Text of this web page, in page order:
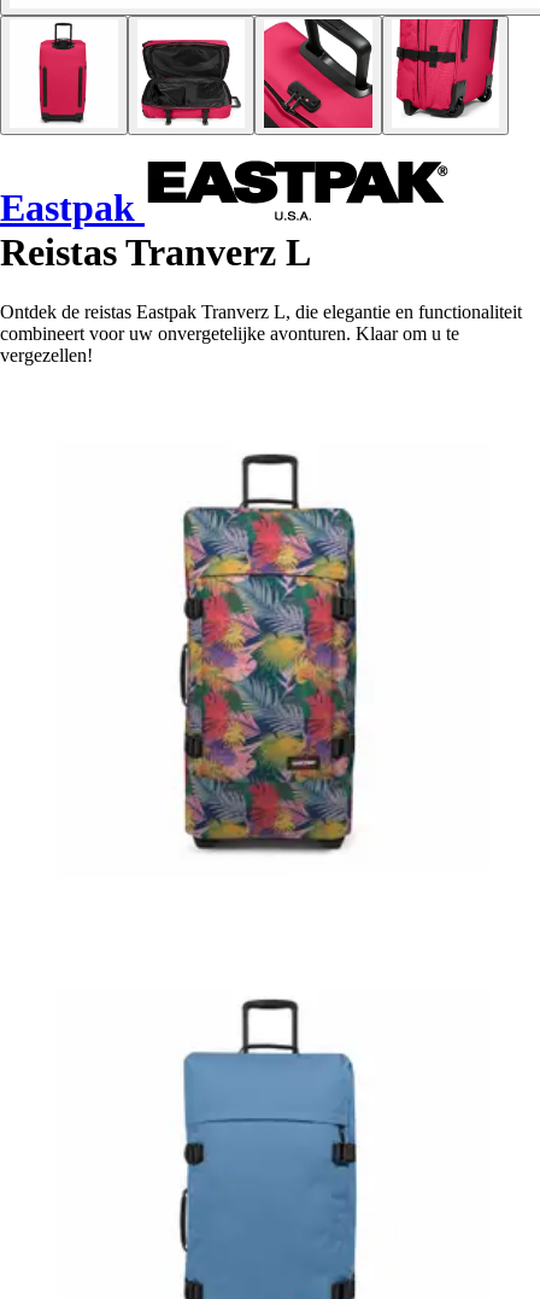
Eastpak
Reistas Tranverz L
Ontdek de reistas Eastpak Tranverz L, die elegantie en functionaliteit
combineert voor uw onvergetelijke avonturen. Klaar om u te
vergezellen!